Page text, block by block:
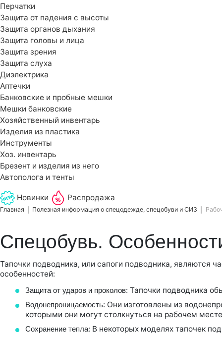
Перчатки
Защита от падения с высоты
Защита органов дыхания
Защита головы и лица
Защита зрения
Защита слуха
Диэлектрика
Аптечки
Банковские и пробные мешки
Мешки банковские
Хозяйственный инвентарь
Изделия из пластика
Инструменты
Хоз. инвентарь
Брезент и изделия из него
Автополога и тенты
Новинки Распродажа
Главная Полезная информация о спецодежде, спецобуви и СИЗ
Спецобувь.
Тапочки подводника, или сапоги подводника, являются
особенностей:
Защита от ударов и проколов: Тапочки подводника
Водонепроницаемость: Они изготовлены из
которыми они могут столкнуться на рабочем
Сохранение тепла: В некоторых моделях тапочек